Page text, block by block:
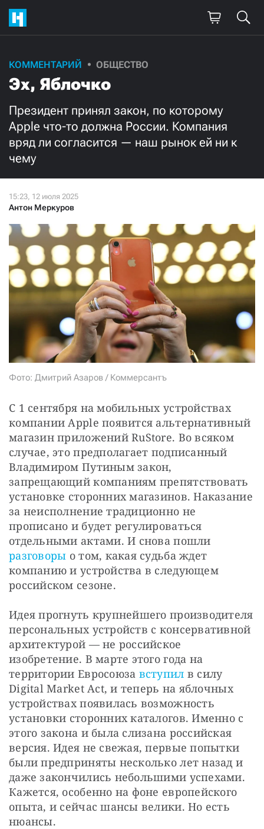
КОММЕНТАРИЙ ОБЩЕСТВО
Эх, Яблочко
Президент принял закон, по которому
Apple что-то должна России. Компания
вряд ли согласится — наш рынок ей ни к
чему
Антон Меркуров
Фото: Дмитрий Азаров / Коммерсантъ
С 1 сентября на мобильных устройствах
компании Apple появится альтернативный
магазин приложений RuStore. Во всяком
случае, это предполагает подписанный
Владимиром Путиным закон,
запрещающий компаниям препятствовать
установке сторонних магазинов. Наказание
за неисполнение традиционно не
прописано и будет регулироваться
разговоры о том, какая судьба ждет
компанию и устройства в следующем
российском сезоне.
Идея прогнуть крупнейшего производителя
персональных устройств с консервативной
архитектурой — не российское
изобретение. В марте этого года на
территории Евросоюза вступил в силу
Digital Market Act, и теперь на яблочных
устройствах появилась возможность
установки сторонних каталогов. Именно с
этого закона и была слизана российская
версия. Идея не свежая, первые попытки
были предприняты несколько лет назад и
даже закончились небольшими успехами.
Кажется, особенно на фоне европейского
опыта, и сейчас шансы велики. Но есть
нюансы.
Поддержите
нашу работу!
Ежемесячно Разово
3000 1000
Нажимая кнопку «Стать соучастником»,
я принимаю условия и подтверждаю свое гражданство РФ
СТАТЬ СОУЧАСТНИКОМ
ПОДЕЛИТЬСЯ С ДРУЗЬЯМИ
Если у вас есть вопросы, пишите donate@novayagazeta.ru
или
звоните:
+7 (929) 612-03-68